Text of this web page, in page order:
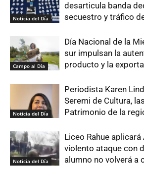
Noticia del Día
desarticula banda
secuestro y tráfico
Campo al Día
Día Nacional de la
sur impulsan la
producto y la
Noticia del Día
Periodista Karen
Seremi de Cultura,
Patrimonio de la
Noticia del Día
Liceo Rahue
violento ataque con
alumno no volverá a